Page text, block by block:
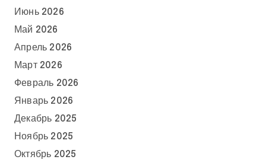
Июнь 2026
Май 2026
Апрель 2026
Март 2026
Февраль 2026
Январь 2026
Декабрь 2025
Ноябрь 2025
Октябрь 2025